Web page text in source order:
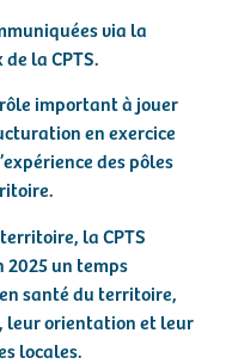
via la
la CPTS.
important à jouer
en exercice
des pôles
la CPTS
2025 un temps
santé du territoire,
leur orientation et leur
locales.